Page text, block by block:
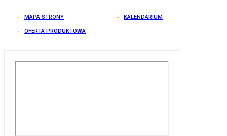
MAPA STRONY KALENDARIUM
OFERTA PRODUKTOWA